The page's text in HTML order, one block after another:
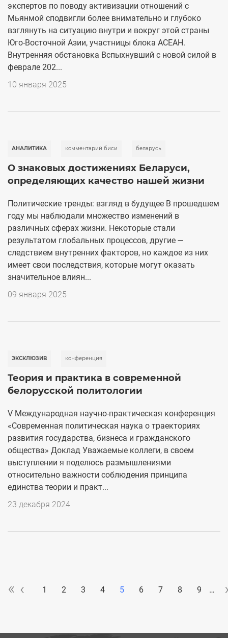
экспертов по поводу активизации отношений с
Мьянмой сподвигли более внимательно и глубоко
взглянуть на ситуацию внутри и вокруг этой страны
Юго-Восточной Азии, участницы блока АСЕАН.
Внутренняя обстановка Вспыхнувший с новой силой в
феврале 202...
10 января 2025
АНАЛИТИКА комментарий биси беларусь
О знаковых достижениях Беларуси,
определяющих качество нашей жизни
Политические тренды: взгляд в будущее В прошедшем
году мы наблюдали множество изменений в
различных сферах жизни. Некоторые стали
результатом глобальных процессов, другие —
следствием внутренних факторов, но каждое из них
имеет свои последствия, которые могут оказать
значительное влиян...
09 января 2025
ЭКСКЛЮЗИВ конференция
Теория и практика в современной
белорусской политологии
V Международная научно-практическая конференция
«Современная политическая наука о траекториях
развития государства, бизнеса и гражданского
общества» Доклад Уважаемые коллеги, в своем
выступлении я поделюсь размышлениями
относительно важности соблюдения принципа
единства теории и практ...
23 декабря 2024
Нумерация
« «‹ 1 2 3 4 5 6 7 8 9 …